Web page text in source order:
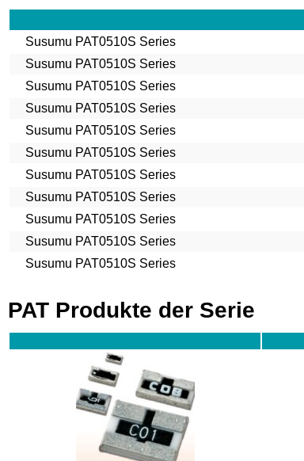
Susumu PAT0510S Series
Susumu PAT0510S Series
Susumu PAT0510S Series
Susumu PAT0510S Series
Susumu PAT0510S Series
Susumu PAT0510S Series
Susumu PAT0510S Series
Susumu PAT0510S Series
Susumu PAT0510S Series
Susumu PAT0510S Series
Susumu PAT0510S Series
PAT Produkte der Serie